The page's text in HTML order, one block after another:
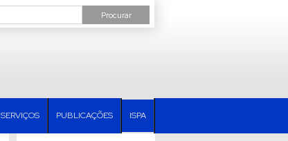
SERVIÇOS PUBLICAÇÕES ISPA